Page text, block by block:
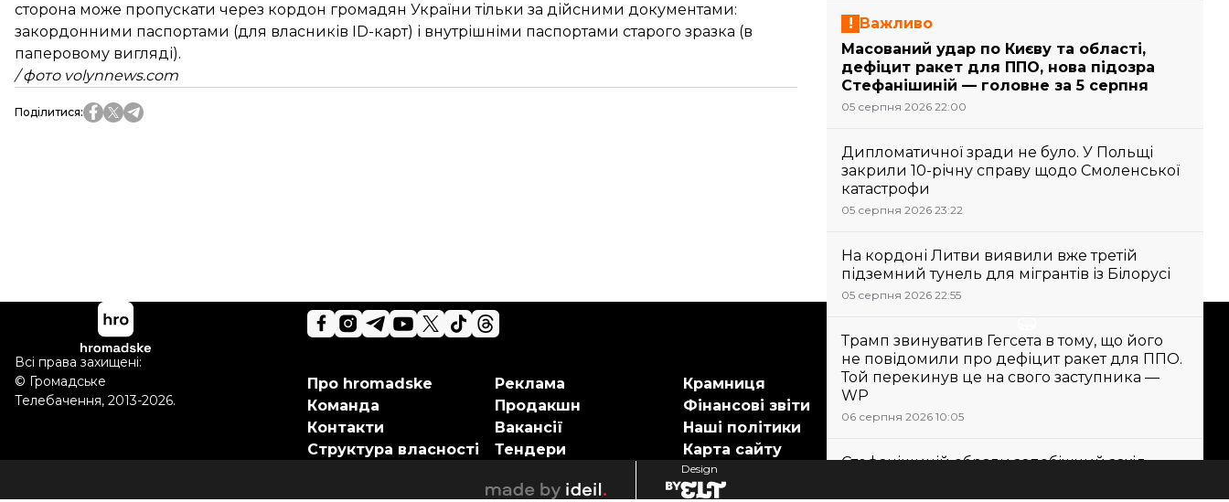
сторона може пропускати через кордон громадян України тільки за дійсними документами:
закордонними паспортами (для власників ID-карт) і внутрішніми паспортами старого зразка (в
паперовому вигляді).
/ фото volynnews.com
Поділитися:
Важливо
Масований удар по Києву та області,
дефіцит ракет для ППО, нова підозра
Стефанішиній — головне за 5 серпня
05 серпня 2026 22:00
Дипломатичної зради не було. У Польщі
закрили 10-річну справу щодо Смоленської
катастрофи
05 серпня 2026 23:22
На кордоні Литви виявили вже третій
підземний тунель для мігрантів із Білорусі
05 серпня 2026 22:55
Трамп звинуватив Гегсета в тому, що його
не повідомили про дефіцит ракет для ППО.
Той перекинув це на свого заступника —
WP
06 серпня 2026 10:05
Стефанішиній обрали запобіжний захід
Підтримай hromadske.
Про hromadske
Команда
Контакти
Структура власності
Реклама
Продакшн
Вакансії
Тендери
Крамниця
Фінансові звіти
Наші політики
Карта сайту
Всі права захищені:
© Громадське
Телебачення, 2013-2026.
ideil
Design
elt